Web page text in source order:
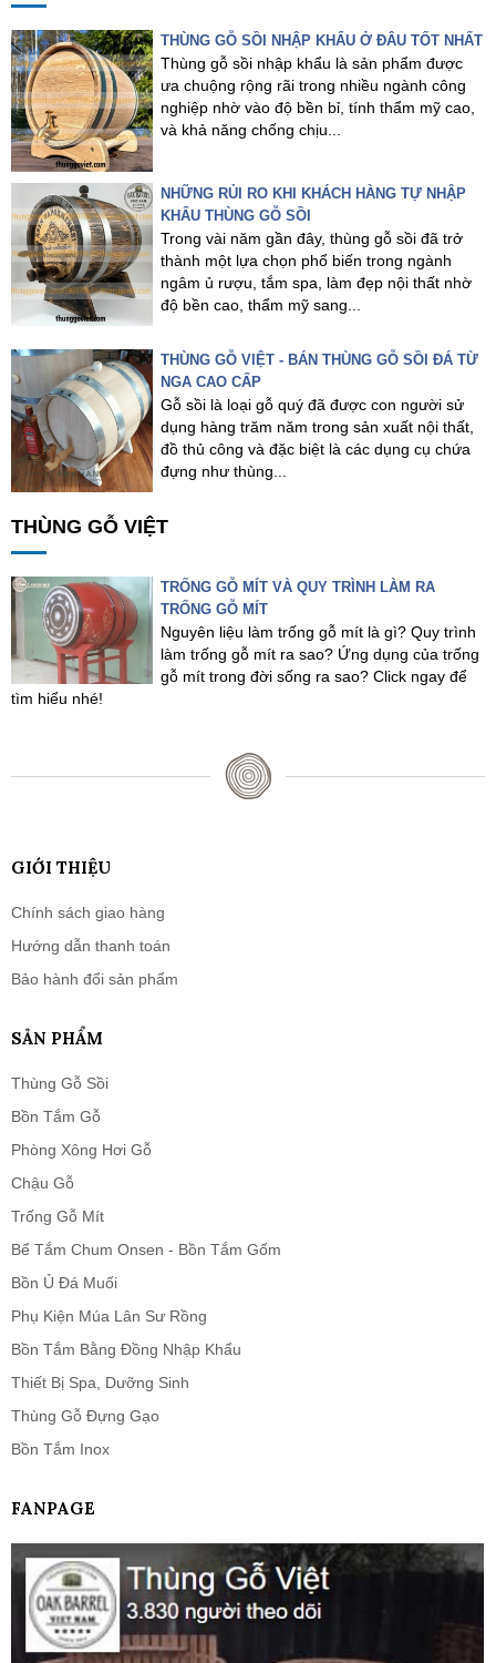
THÙNG GỖ SỒI NHẬP KHẨU Ở ĐÂU TỐT NHẤT
Thùng gỗ sồi nhập khẩu là sản phẩm được
ưa chuộng rộng rãi trong nhiều ngành công
nghiệp nhờ vào độ bền bỉ, tính thẩm mỹ cao,
và khả năng chống chịu...
NHỮNG RỦI RO KHI KHÁCH HÀNG TỰ NHẬP
KHẨU THÙNG GỖ SỒI
Trong vài năm gần đây, thùng gỗ sồi đã trở
thành một lựa chọn phổ biến trong ngành
ngâm ủ rượu, tắm spa, làm đẹp nội thất nhờ
độ bền cao, thẩm mỹ sang...
THÙNG GỖ VIỆT - BÁN THÙNG GỖ SỒI ĐÁ TỪ
NGA CAO CẤP
Gỗ sồi là loại gỗ quý đã được con người sử
dụng hàng trăm năm trong sản xuất nội thất,
đồ thủ công và đặc biệt là các dụng cụ chứa
đựng như thùng...
THÙNG GỖ VIỆT
TRỐNG GỖ MÍT VÀ QUY TRÌNH LÀM RA
TRỐNG GỖ MÍT
Nguyên liệu làm trống gỗ mít là gì? Quy trình
làm trống gỗ mít ra sao? Ứng dụng của trống
gỗ mít trong đời sống ra sao? Click ngay để
tìm hiểu nhé!
GIỚI THIỆU
Chính sách giao hàng
Hướng dẫn thanh toán
Bảo hành đổi sản phẩm
SẢN PHẨM
Thùng Gỗ Sồi
Bồn Tắm Gỗ
Phòng Xông Hơi Gỗ
Chậu Gỗ
Trống Gỗ Mít
Bể Tắm Chum Onsen - Bồn Tắm Gốm
Bồn Ủ Đá Muối
Phụ Kiện Múa Lân Sư Rồng
Bồn Tắm Bằng Đồng Nhập Khẩu
Thiết Bị Spa, Dưỡng Sinh
Thùng Gỗ Đựng Gạo
Bồn Tắm Inox
FANPAGE